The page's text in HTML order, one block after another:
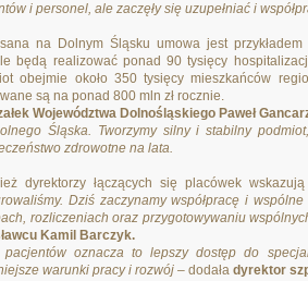
i personel, ale zaczęły się uzupełniać i
na Dolnym Śląsku umowa jest
będą realizować ponad 90 tysięcy
obejmie około 350 tysięcy mieszkańców
są na ponad 800 mln zł rocznie.
Województwa Dolnośląskiego Paweł
Śląska. Tworzymy silny i stabilny
zdrowotne na lata.
dyrektorzy łączących się placówek
Dziś zaczynamy współpracę i
rozliczeniach oraz przygotowywaniu
Kamil Barczyk.
oznacza to lepszy dostęp do
warunki pracy i rozwój – dodała dyrektor